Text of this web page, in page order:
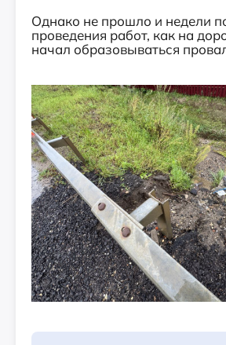
Однако не прошло и недели
проведения работ, как на
начал образовываться